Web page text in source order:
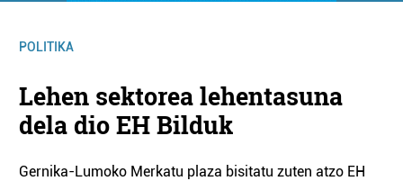
POLITIKA
Lehen sektorea lehentasuna
dela dio EH Bilduk
Gernika-Lumoko Merkatu plaza bisitatu zuten atzo EH